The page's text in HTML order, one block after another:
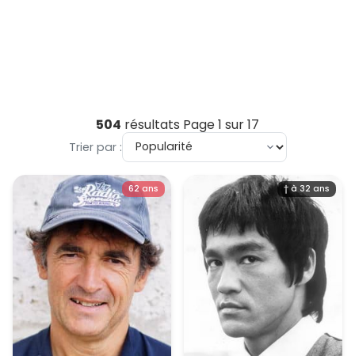
504 résultats Page 1 sur 17
Trier par :
62 ans † à 32 ans